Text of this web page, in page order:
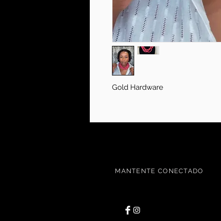
Gold Hardware
MANTENTE CONECTADO